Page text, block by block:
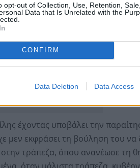
opt-out of Collection, Use, Retention,
Data that Is Unrelated with the
CONFIRM
Data Deletion Data Access
έχοντας υποβάλει την
εκφράσει τη βούληση του να
τράπεζα, όπου ανανέωσε τη
όταν μάλιστα τράπεζα,